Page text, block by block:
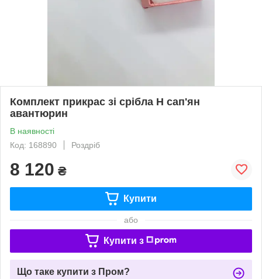
Комплект прикрас зі срібла Н сап'ян
авантюрин
В наявності
Код: 168890
Роздріб
8 120 ₴
Купити
або
Купити з
Що таке купити з Пром?